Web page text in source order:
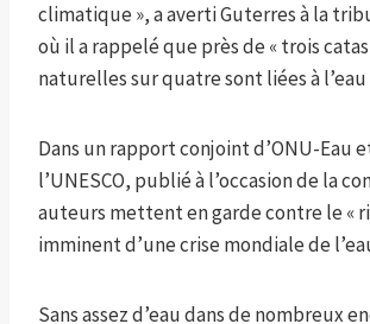
climatique », a averti Guterres à la
où il a rappelé que près de « trois
naturelles sur quatre sont liées à l’eau
Dans un rapport conjoint d’ONU-Eau
l’UNESCO, publié à l’occasion de la
auteurs mettent en garde contre le «
imminent d’une crise mondiale de
Sans assez d’eau dans de nombreux